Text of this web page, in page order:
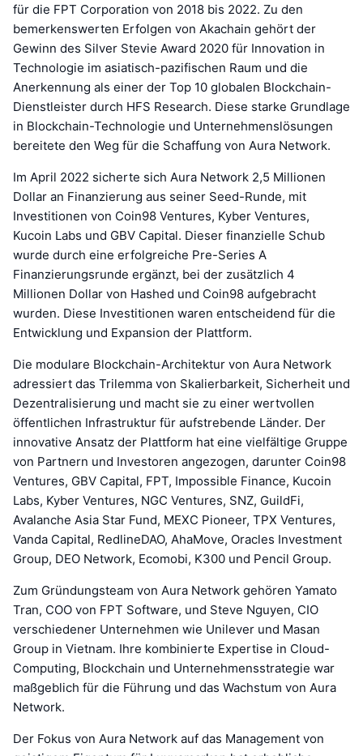
für die FPT Corporation von 2018 bis 2022. Zu den
bemerkenswerten Erfolgen von Akachain gehört der
Gewinn des Silver Stevie Award 2020 für Innovation in
Technologie im asiatisch-pazifischen Raum und die
Anerkennung als einer der Top 10 globalen Blockchain-
Dienstleister durch HFS Research. Diese starke Grundlage
in Blockchain-Technologie und Unternehmenslösungen
bereitete den Weg für die Schaffung von Aura Network.
Im April 2022 sicherte sich Aura Network 2,5 Millionen
Dollar an Finanzierung aus seiner Seed-Runde, mit
Investitionen von Coin98 Ventures, Kyber Ventures,
Kucoin Labs und GBV Capital. Dieser finanzielle Schub
wurde durch eine erfolgreiche Pre-Series A
Finanzierungsrunde ergänzt, bei der zusätzlich 4
Millionen Dollar von Hashed und Coin98 aufgebracht
wurden. Diese Investitionen waren entscheidend für die
Entwicklung und Expansion der Plattform.
Die modulare Blockchain-Architektur von Aura Network
adressiert das Trilemma von Skalierbarkeit, Sicherheit und
Dezentralisierung und macht sie zu einer wertvollen
öffentlichen Infrastruktur für aufstrebende Länder. Der
innovative Ansatz der Plattform hat eine vielfältige Gruppe
von Partnern und Investoren angezogen, darunter Coin98
Ventures, GBV Capital, FPT, Impossible Finance, Kucoin
Labs, Kyber Ventures, NGC Ventures, SNZ, GuildFi,
Avalanche Asia Star Fund, MEXC Pioneer, TPX Ventures,
Vanda Capital, RedlineDAO, AhaMove, Oracles Investment
Group, DEO Network, Ecomobi, K300 und Pencil Group.
Zum Gründungsteam von Aura Network gehören Yamato
Tran, COO von FPT Software, und Steve Nguyen, CIO
verschiedener Unternehmen wie Unilever und Masan
Group in Vietnam. Ihre kombinierte Expertise in Cloud-
Computing, Blockchain und Unternehmensstrategie war
maßgeblich für die Führung und das Wachstum von Aura
Network.
Der Fokus von Aura Network auf das Management von